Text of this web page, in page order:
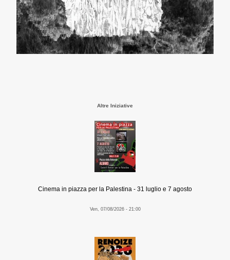
Altre Iniziative
Cinema in piazza per la Palestina - 31 luglio e 7 agosto
Ven, 07/08/2026 - 21:00